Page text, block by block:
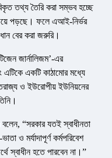
তথ্য তৈরি করা সম্ভব হচ্ছে
পড়ছে। ফলে এআই-নির্ভর
বের করা জরুরি।
জার্নালিজম’-এর
একটি কাঠামোর মধ্যে
ও ইউরোপীয় ইউনিয়নের
বলেন, “সরকার যতই স্বাধীনতা
ও মর্যাদাপূর্ণ কর্মপরিবেশ
স্বাধীন হতে পারবেন না।”